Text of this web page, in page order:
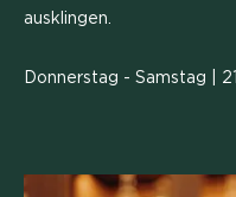
ausklingen.
Donnerstag - Samstag |